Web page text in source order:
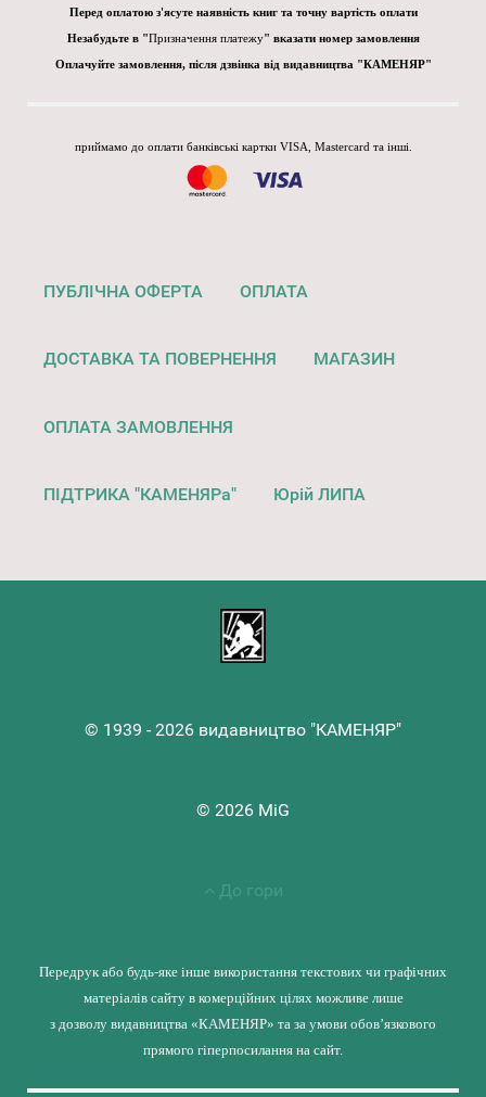
Перед оплатою з'ясуте наявність книг та точну вартість оплати
Незабудьте в "Призначення платежу" вказати номер замовлення
Оплачуйте замовлення, після дзвінка від видавництва "КАМЕНЯР"
приймамо до оплати банківські картки VISA, Mastercard та інші.
ПУБЛІЧНА ОФЕРТА ОПЛАТА
ДОСТАВКА ТА ПОВЕРНЕННЯ МАГАЗИН
ОПЛАТА ЗАМОВЛЕННЯ
ПІДТРИКА "КАМЕНЯРа" Юрій ЛИПА
© 1939 - 2026 видавництво "КАМЕНЯР"
© 2026 MiG
До гори
Передрук або будь-яке інше використання текстових чи графічних
матеріалів сайту в комерційних цілях можливе лише
з дозволу видавництва «КАМЕНЯР» та за умови обов’язкового
прямого гіперпосилання на сайт.